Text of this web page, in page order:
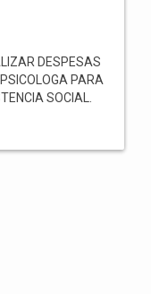
DESPESAS
PARA
SOCIAL.